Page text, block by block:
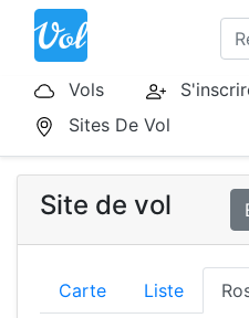
Vols
Sites De Vol
Site de vol
Carte Liste